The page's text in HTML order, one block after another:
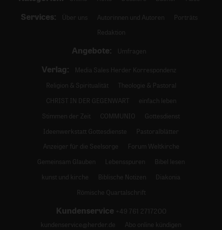
Services: Über uns Autorinnen und Autoren
Porträts
Redaktion
Angebote: Umfragen
Verlag:
Media Sales Herder Korrespondenz
Religion & Spiritualität
Theologie & Pastoral
CHRIST IN DER GEGENWART
einfach leben
Stimmen der Zeit
COMMUNIO
Gottesdienst
Ideenwerkstatt Gottesdienste
Pastoralblätter
Anzeiger für die Seelsorge
Forum Weltkirche
Gemeinsam Glauben
Lebensspuren
Bibel lesen
kunst und kirche
Biblische Notizen
Diakonia
Römische Quartalschrift
Kundenservice +49 761 2717200
kundenservice@herder.de
Abo online kündigen